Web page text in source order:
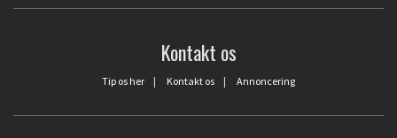
Kontakt os
Tip os her | Kontakt os | Annoncering